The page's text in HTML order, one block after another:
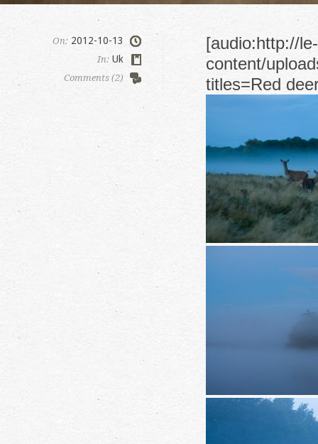
On: 2012-10-13
In: Uk
Comments (2)
[audio:http://
content/
titles=Red